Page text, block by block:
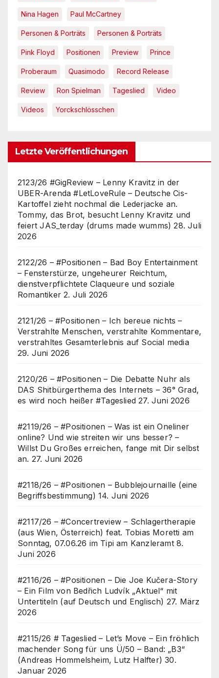
Nina Hagen Paul McCartney
Personen & Porträts Personen & Porträts
Pink Floyd Positionen Preview Prince
Proberaum Quasimodo Record Release
Review Ron Spielman Tageslied Video
Videos Yorckschlösschen
Letzte Veröffentlichungen
2123/26 #GigReview – Lenny Kravitz in der
UBER-Arenda #LetLoveRule – Deutsche Cis-
Kartoffel zieht nochmal die Lederjacke an.
Tommy, das Brot, besucht Lenny Kravitz und
feiert JAS_terday (drums made wumms) 28. Juli
2026
2122/26 – #Positionen – Bad Boy Entertainment
– Fensterstürze, ungeheurer Reichtum,
dienstverpflichtete Claqueure und soziale
Romantiker 2. Juli 2026
2121/26 – #Positionen – Ich bereue nichts –
Verstrahlte Menschen, verstrahlte Kommentare,
verstrahltes Gesamterlebnis auf Social media
29. Juni 2026
2120/26 – #Positionen – Die Debatte Nuhr als
DAS Shitbürgerthema des Internets – 36° Grad,
es wird noch heißer #Tageslied 27. Juni 2026
#2119/26 – #Positionen – Was ist ein Oneliner
online? Und wie streiten wir uns besser? –
Willst Du Großes erreichen, fange mit Dir selbst
an. 27. Juni 2026
#2118/26 – #Positionen – Bubblejournaille (eine
Begriffsbestimmung) 14. Juni 2026
#2117/26 – #Concertreview – Schlagertherapie
(aus Wien, Österreich) feat. Tobias Moretti am
Sonntag, 07.06.26 im Tipi am Kanzleramt 8.
Juni 2026
#2116/26 – #Positionen – Die Joe Kučera-Story
– Ein Film von Bedřich Ludvík „Aktuel“ mit
Untertiteln (auf Deutsch und Englisch) 27. März
2026
#2115/26 # Tageslied – Let’s Move – Ein fröhlich
machender Song für uns Ü/50 – Band: „B3“
(Andreas Hommelsheim, Lutz Halfter) 30.
Januar 2026